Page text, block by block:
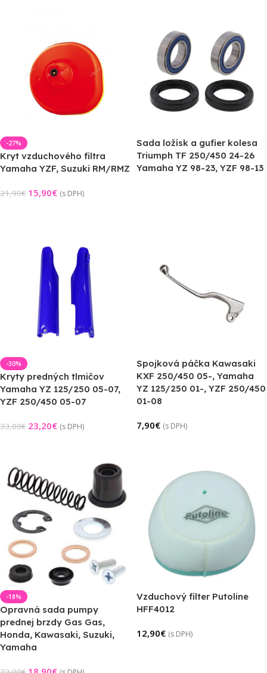
-27%
Kryt vzduchového filtra
Yamaha YZF, Suzuki RM/RMZ
21,90€ 15,90€ (s DPH)
Sada ložísk a gufier kolesa
Triumph TF 250/450 24-26
Yamaha YZ 98-23, YZF 98-13
-30%
Kryty predných tlmičov
Yamaha YZ 125/250 05-07,
YZF 250/450 05-07
33,00€ 23,20€ (s DPH)
Spojková páčka Kawasaki
KXF 250/450 05-, Yamaha
YZ 125/250 01-, YZF 250/450
01-08
7,90€ (s DPH)
-18%
Opravná sada pumpy
prednej brzdy Gas Gas,
Honda, Kawasaki, Suzuki,
Yamaha
Vzduchový filter Putoline
HFF4012
12,90€ (s DPH)